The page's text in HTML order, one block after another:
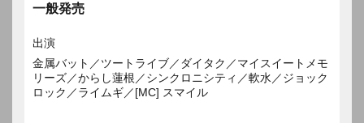
一般発売
出演
金属バット／ツートライブ／ダイタク／マイスイートメモ
リーズ／からし蓮根／シンクロニシティ／軟水／ジョック
ロック／ライムギ／[MC] スマイル